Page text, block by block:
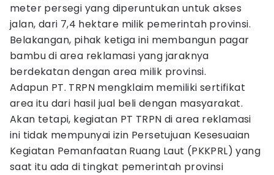
meter persegi yang diperuntukan untuk akses
jalan, dari 7,4 hektare milik pemerintah provinsi.
Belakangan, pihak ketiga ini membangun pagar
bambu di area reklamasi yang jaraknya
berdekatan dengan area milik provinsi.
Adapun PT. TRPN mengklaim memiliki sertifikat
area itu dari hasil jual beli dengan masyarakat.
Akan tetapi, kegiatan PT TRPN di area reklamasi
ini tidak mempunyai izin Persetujuan Kesesuaian
Kegiatan Pemanfaatan Ruang Laut (PKKPRL) yang
saat itu ada di tingkat pemerintah provinsi